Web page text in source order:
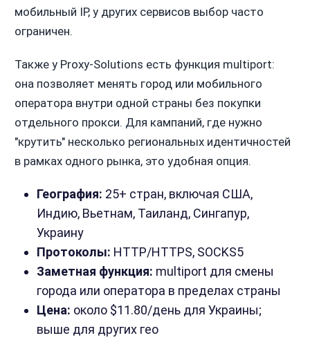
мобильный IP, у других сервисов выбор часто
ограничен.
Также у Proxy-Solutions есть функция multiport:
она позволяет менять город или мобильного
оператора внутри одной страны без покупки
отдельного прокси. Для кампаний, где нужно
"крутить" несколько региональных идентичностей
в рамках одного рынка, это удобная опция.
География: 25+ стран, включая США,
Индию, Вьетнам, Таиланд, Сингапур,
Украину
Протоколы: HTTP/HTTPS, SOCKS5
Заметная функция: multiport для смены
города или оператора в пределах страны
Цена: около $11.80/день для Украины;
выше для других гео